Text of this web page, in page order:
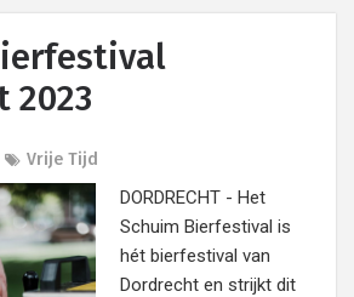
2023
Vrije Tijd
DORDRECHT - Het
Schuim Bierfestival is
hét bierfestival van
Dordrecht en strijkt dit